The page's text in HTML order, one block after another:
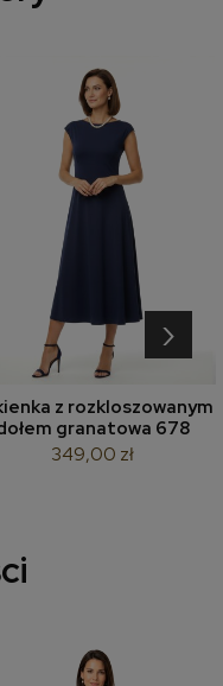
z rozkloszowanym
granatowa 678
349,00 zł
›